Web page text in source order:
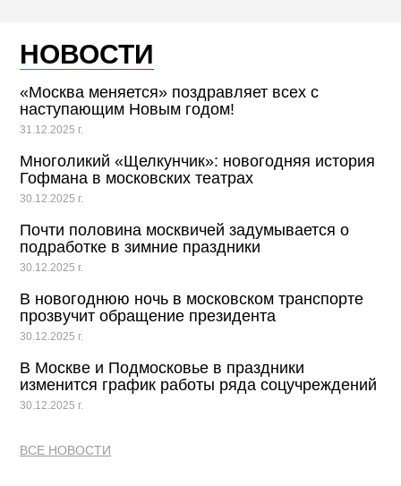
НОВОСТИ
«Москва меняется» поздравляет всех с
наступающим Новым годом!
31.12.2025 г.
Многоликий «Щелкунчик»: новогодняя история
Гофмана в московских театрах
30.12.2025 г.
Почти половина москвичей задумывается о
подработке в зимние праздники
30.12.2025 г.
В новогоднюю ночь в московском транспорте
прозвучит обращение президента
30.12.2025 г.
В Москве и Подмосковье в праздники
изменится график работы ряда соцучреждений
30.12.2025 г.
ВСЕ НОВОСТИ